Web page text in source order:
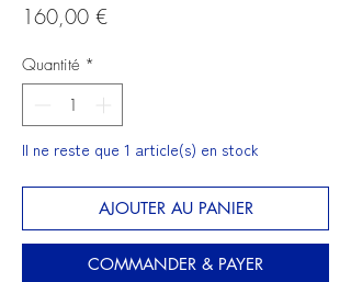
160,00 €Prix
Quantité *
Il ne reste que 1 article(s) en stock
AJOUTER AU PANIER
COMMANDER & PAYER